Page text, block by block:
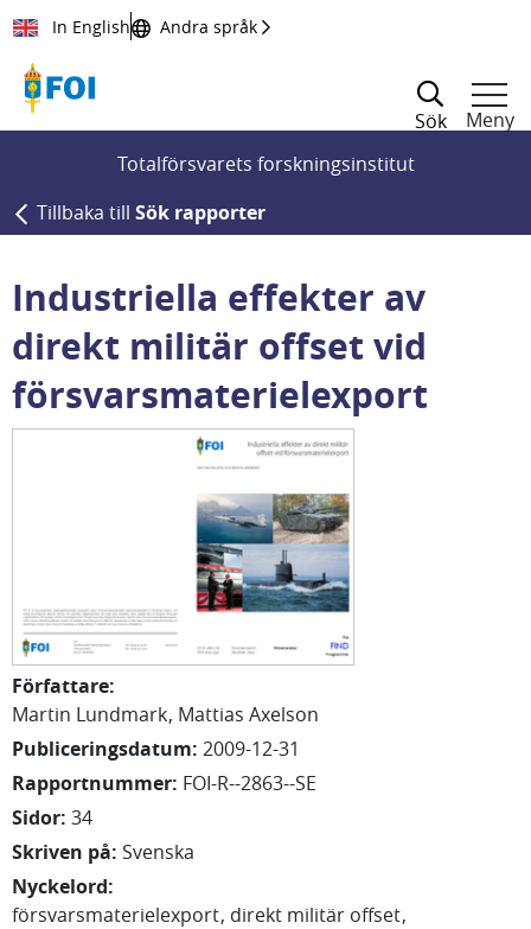
Till innehållet
In English Andra språk
Sök
Meny
Totalförsvarets forskningsinstitut
Tillbaka till Sök rapporter
Industriella effekter av
direkt militär offset vid
försvarsmaterielexport
Författare:
Martin Lundmark Mattias Axelson
Publiceringsdatum: 2009-12-31
Rapportnummer: FOI-R--2863--SE
Sidor: 34
Skriven på: Svenska
Nyckelord:
försvarsmaterielexport direkt militär offset